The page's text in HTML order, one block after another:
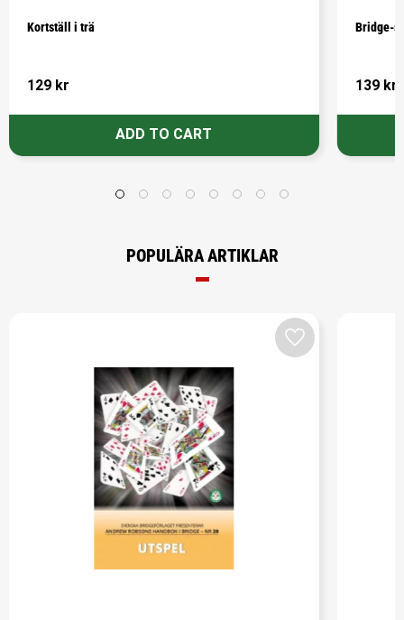
Kortställ i trä
129 kr
Bridge-
139kr
POPULÄRA ARTIKLAR
Add to favorites